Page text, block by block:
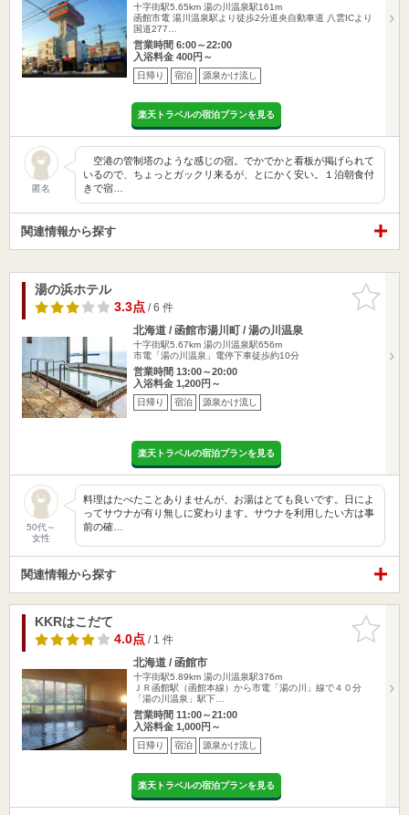
十字街駅5.65km 湯の川温泉駅161m
函館市電 湯川温泉駅より徒歩2分道央自動車道 八雲ICより
国道277…
営業時間 6:00～22:00
入浴料金 400円～
日帰り 宿泊 源泉かけ流し
楽天トラベルの宿泊プランを見る
匿名
空港の管制塔のような感じの宿。でかでかと看板が掲げられて
いるので、ちょっとガックリ来るが、とにかく安い。１泊朝食付
きで宿…
関連情報から探す
お気に入
りに追加
湯の浜ホテル
3.3点/ 6 件
北海道 / 函館市湯川町 / 湯の川温泉
十字街駅5.67km 湯の川温泉駅656m
市電「湯の川温泉」電停下車徒歩約10分
営業時間 13:00～20:00
入浴料金 1,200円～
日帰り 宿泊 源泉かけ流し
楽天トラベルの宿泊プランを見る
50代～
女性
料理はたべたことありませんが、お湯はとても良いです。日によ
ってサウナが有り無しに変わります。サウナを利用したい方は事
前の確…
関連情報から探す
お気に入
りに追加
KKRはこだて
4.0点/ 1 件
北海道 / 函館市
十字街駅5.89km 湯の川温泉駅376m
ＪＲ函館駅（函館本線）から市電「湯の川」線で４０分
「湯の川温泉」駅下…
営業時間 11:00～21:00
入浴料金 1,000円～
日帰り 宿泊 源泉かけ流し
楽天トラベルの宿泊プランを見る